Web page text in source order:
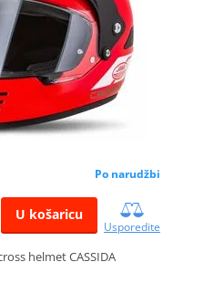
Po narudžbi
U košaricu
Usporedite
helmet CASSIDA